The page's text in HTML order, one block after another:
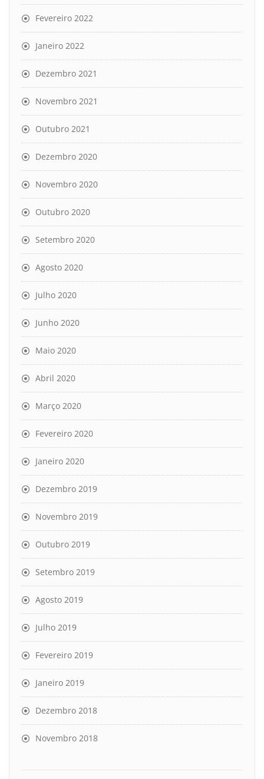
Fevereiro 2022
Janeiro 2022
Dezembro 2021
Novembro 2021
Outubro 2021
Dezembro 2020
Novembro 2020
Outubro 2020
Setembro 2020
Agosto 2020
Julho 2020
Junho 2020
Maio 2020
Abril 2020
Março 2020
Fevereiro 2020
Janeiro 2020
Dezembro 2019
Novembro 2019
Outubro 2019
Setembro 2019
Agosto 2019
Julho 2019
Fevereiro 2019
Janeiro 2019
Dezembro 2018
Novembro 2018